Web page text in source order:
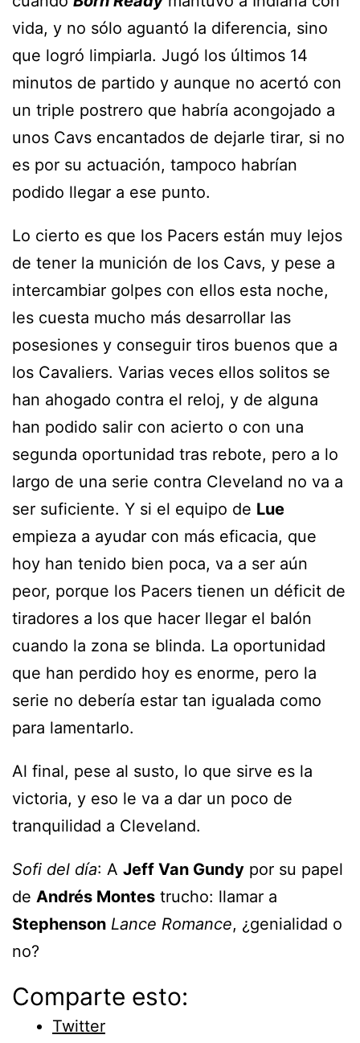
vida, y no sólo aguantó la diferencia, sino
que logró limpiarla. Jugó los últimos 14
minutos de partido y aunque no acertó con
un triple postrero que habría acongojado a
unos Cavs encantados de dejarle tirar, si no
es por su actuación, tampoco habrían
podido llegar a ese punto.
Lo cierto es que los Pacers están muy lejos
de tener la munición de los Cavs, y pese a
intercambiar golpes con ellos esta noche,
les cuesta mucho más desarrollar las
posesiones y conseguir tiros buenos que a
los Cavaliers. Varias veces ellos solitos se
han ahogado contra el reloj, y de alguna
han podido salir con acierto o con una
segunda oportunidad tras rebote, pero a lo
largo de una serie contra Cleveland no va a
ser suficiente. Y si el equipo de Lue
empieza a ayudar con más eficacia, que
hoy han tenido bien poca, va a ser aún
peor, porque los Pacers tienen un déficit de
tiradores a los que hacer llegar el balón
cuando la zona se blinda. La oportunidad
que han perdido hoy es enorme, pero la
serie no debería estar tan igualada como
para lamentarlo.
Al final, pese al susto, lo que sirve es la
victoria, y eso le va a dar un poco de
tranquilidad a Cleveland.
Sofi del día: A Jeff Van Gundy por su papel
de Andrés Montes trucho: llamar a
Stephenson Lance Romance, ¿genialidad o
no?
Comparte esto:
Twitter